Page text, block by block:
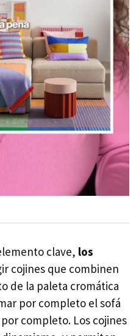
clave, los
cojines que combinen
de la paleta cromática
por completo el sofá
completo. Los cojines